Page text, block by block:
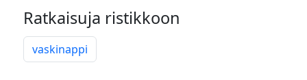
Ratkaisuja ristikkoon
vaskinappi